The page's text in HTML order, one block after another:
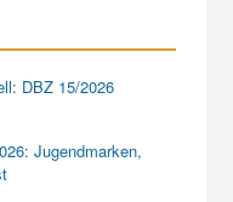
DBZ 15/2026
Jugendmarken,